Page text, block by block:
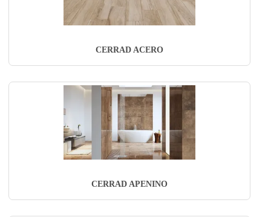
CERRAD ACERO
CERRAD APENINO